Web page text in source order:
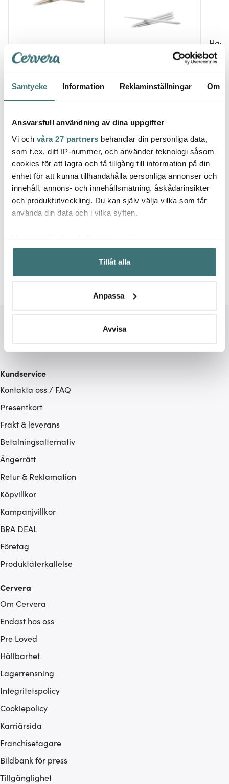
Samtycke Information Reklaminställningar Om
Ansvarsfull användning av dina uppgifter
Vi och våra 27 partners behandlar din personliga data,
som t.ex. ditt IP-nummer, och använder teknologi såsom
cookies för att lagra och få tillgång till information på din
enhet för att kunna tillhandahålla personliga annonser och
innehåll, annons- och innehållsmätning, åskådarinsikter
och produktutveckling. Du kan själv välja vilka som får
använda din data och i vilka syften.
Samla in information om din geografiska plats som
kan ha en noggrannhet på upp till flera meter
Identifiera din enhet genom att aktivt skanna den för
Ta reda på mer om hur dina personliga uppgifter
Du kan ändra eller dra tillbaka ditt samtycke när som
ska anpassas efter det som vi tror att du tycker om. Det
gör också att vi kan analysera vår trafik och göra
som du vill dela med dig av.
Tillåt alla
Anpassa
Avvisa
Stoff Nagel
Stoff Nagel antikljus by
pack Sand
209 kr
Stoff Nagel Kronljus 6-
209 kr
22,5
129
Låt dig inspireras av våra kunder
STOFF Nagel
Kundservice
Kontakta oss / FAQ
Presentkort
Frakt & leverans
Betalningsalternativ
Ångerrätt
Retur & Reklamation
Köpvillkor
Kampanjvillkor
BRA DEAL
Företag
Produktåterkallelse
Cervera
Om Cervera
Endast hos oss
Pre Loved
Hållbarhet
Lagerrensning
Integritetspolicy
Cookiepolicy
Karriärsida
Franchisetagare
Bildbank för press
Tillgänglighet